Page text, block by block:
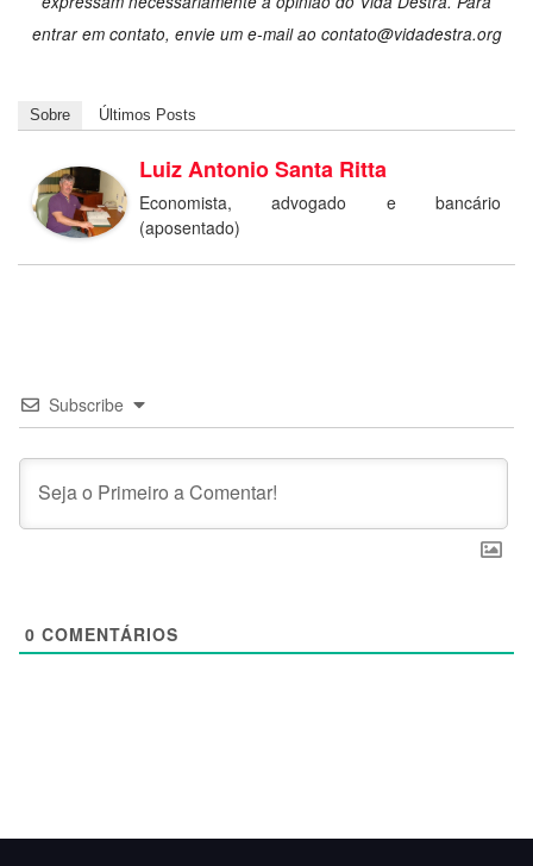
entrar em contato, envie um e-mail ao contato@vidadestra.org
Sobre Últimos Posts
Luiz Antonio Santa Ritta
Economista, advogado e bancário
(aposentado)
Subscribe
0 COMENTÁRIOS